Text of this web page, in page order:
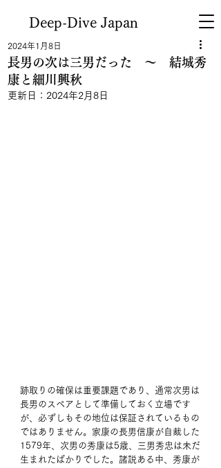
Deep-Dive Japan
長男の次は三男だった ～ 結城秀
康と細川興秋
2024年1月8日
更新日： 2024年2月8日
跡取りの確保は重要課題であり、通常次男は
長男のスペアとして準備しておく立場です
が、必ずしもその地位は保証されているもの
ではありません。家康の長男信康が自裁した
1579年、次男の秀康は5歳、三男秀忠は未だ
生まれたばかりでした。諸説ある中、秀康が